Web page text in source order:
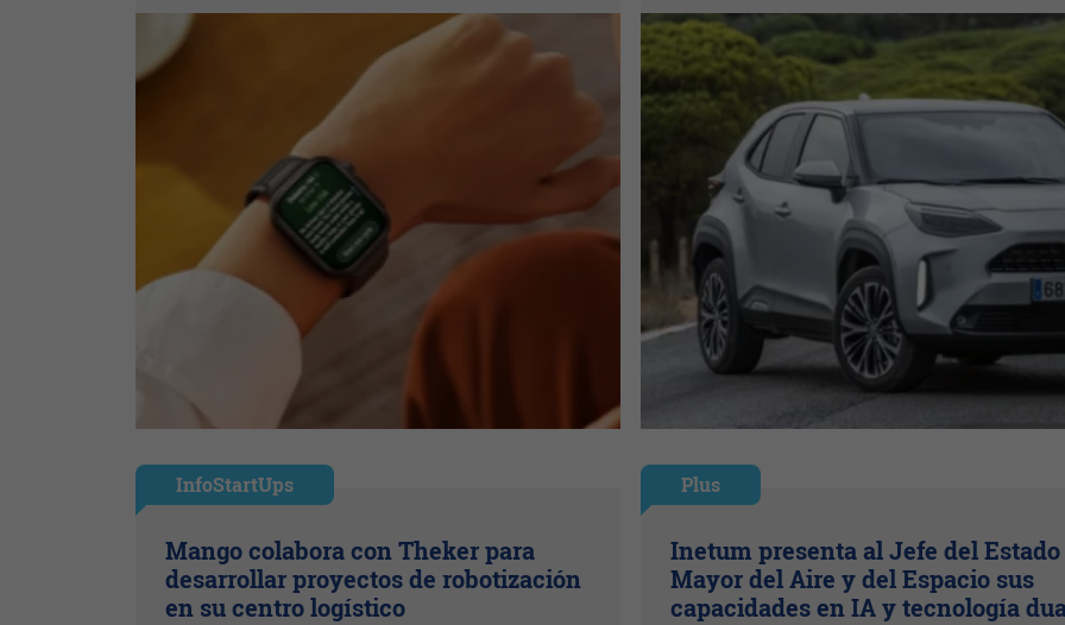
InfoStartUps
Mango colabora con Theker para
desarrollar proyectos de robotización
en su centro logístico
Plus
Inetum presenta al Jefe del Estado
Mayor del Aire y del Espacio sus
capacidades en IA y tecnología